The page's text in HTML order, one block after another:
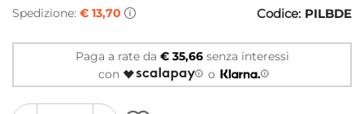
Spedizione: € 13,70 Codice: PILBDE
Paga a rate da € 35,66senza interessi
con
o